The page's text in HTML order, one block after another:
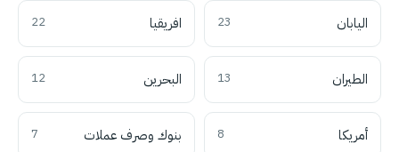
اليابان 23 افريقيا 22
الطيران 13 البحرين 12
أمريكا 8 بنوك وصرف عملات 7